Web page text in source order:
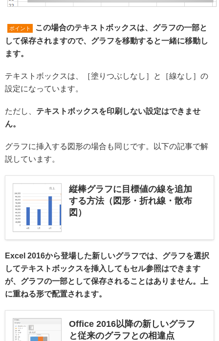
ポイント
この場合のテキストボックスは、グラフの一部と
して保存されますので、グラフを移動すると一緒に移動し
ます。
テキストボックスは、［塗りつぶしなし］と［線なし］の
設定になっています。
ただし、 テキストボックスを印刷しない設定はできませ
ん。
グラフに挿入する図形の場合も同じです。以下の記事で解
説しています。
縦棒グラフに目標値の線を追加
する方法（図形・折れ線・散布
図）
Excel 2016から登場した新しいグラフでは、グラフを選択
してテキストボックスを挿入してもセル参照はできます
が、グラフの一部として保存されることはありません。上
に重ねる形で配置されます。
Office 2016以降の新しいグラフ
と従来のグラフとの相違点